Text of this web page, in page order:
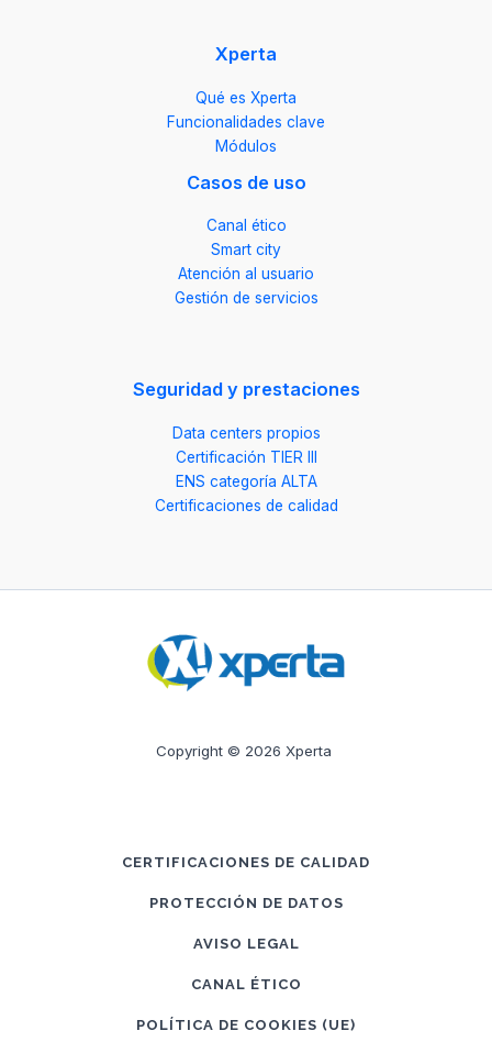
Xperta
Qué es Xperta
Funcionalidades clave
Módulos
Casos de uso
Canal ético
Smart city
Atención al usuario
Gestión de servicios
Seguridad y prestaciones
Data centers propios
Certificación TIER III
ENS categoría ALTA
Certificaciones de calidad
Copyright © 2026 Xperta
CERTIFICACIONES DE CALIDAD
PROTECCIÓN DE DATOS
AVISO LEGAL
CANAL ÉTICO
POLÍTICA DE COOKIES (UE)